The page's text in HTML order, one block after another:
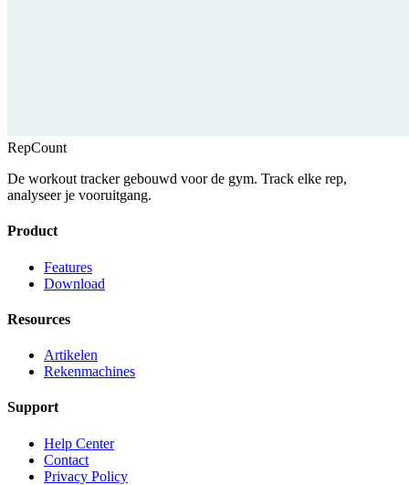
RepCount
De workout tracker gebouwd voor de gym. Track elke rep,
analyseer je vooruitgang.
Product
Features
Download
Resources
Artikelen
Rekenmachines
Support
Help Center
Contact
Privacy Policy